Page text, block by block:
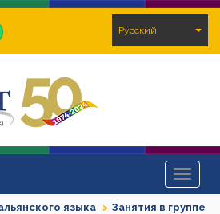
Pусский
Toggle
языка
Занятия в группе